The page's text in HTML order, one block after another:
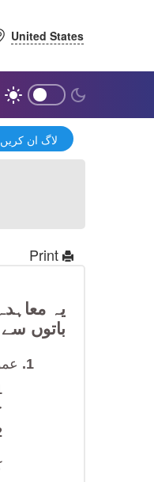
United States
لاگ ان کریں